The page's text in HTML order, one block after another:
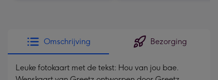
Omschrijving Bezorging
Leuke fotokaart met de tekst: Hou van jou bae.